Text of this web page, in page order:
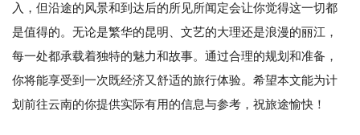
入，但沿途的风景和到达后的所见所闻定会让你觉得这一切都
是值得的。无论是繁华的昆明、文艺的大理还是浪漫的丽江，
每一处都承载着独特的魅力和故事。通过合理的规划和准备，
你将能享受到一次既经济又舒适的旅行体验。希望本文能为计
划前往云南的你提供实际有用的信息与参考，祝旅途愉快！